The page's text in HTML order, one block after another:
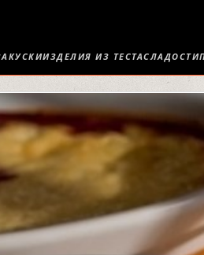
ИЗДЕЛИЯ ИЗ ТЕСТАСЛАДОСТИ